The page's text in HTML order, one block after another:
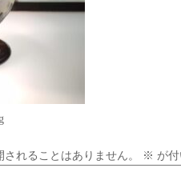
れることはありません。
※ が